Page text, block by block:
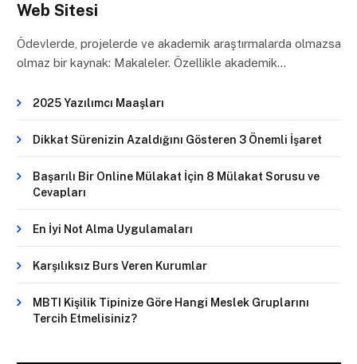
Web Sitesi
Ödevlerde, projelerde ve akademik araştırmalarda olmazsa
olmaz bir kaynak: Makaleler. Özellikle akademik…
2025 Yazılımcı Maaşları
Dikkat Sürenizin Azaldığını Gösteren 3 Önemli İşaret
Başarılı Bir Online Mülakat İçin 8 Mülakat Sorusu ve
Cevapları
En İyi Not Alma Uygulamaları
Karşılıksız Burs Veren Kurumlar
MBTI Kişilik Tipinize Göre Hangi Meslek Gruplarını
Tercih Etmelisiniz?